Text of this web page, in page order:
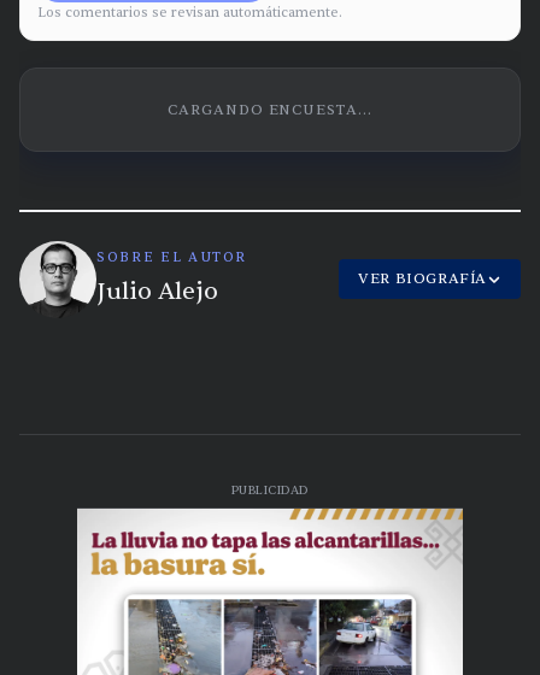
Los comentarios se revisan automáticamente.
CARGANDO ENCUESTA...
SOBRE EL AUTOR
Julio Alejo VER BIOGRAFÍA
PUBLICIDAD